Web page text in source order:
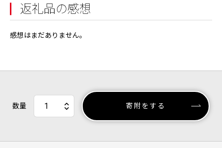
返礼品の感想
感想はまだありません。
数量 寄附をする